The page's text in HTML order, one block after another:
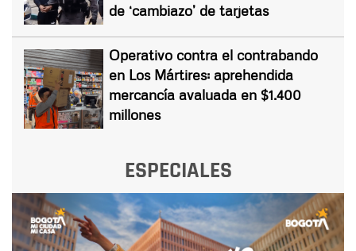
de ‘cambiazo’ de tarjetas
Operativo contra el contrabando
en Los Mártires: aprehendida
mercancía avaluada en $1.400
millones
ESPECIALES